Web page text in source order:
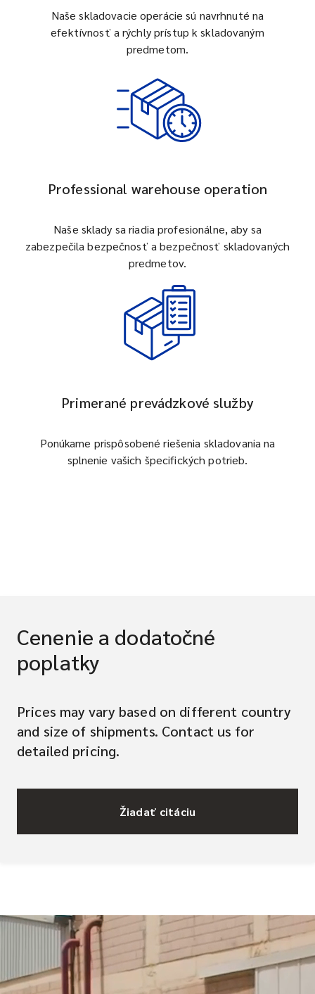
Naše skladovacie operácie sú navrhnuté na
efektívnosť a rýchly prístup k skladovaným
predmetom.
Professional warehouse operation
Naše sklady sa riadia profesionálne, aby sa
zabezpečila bezpečnosť a bezpečnosť skladovaných
predmetov.
Primerané prevádzkové služby
Ponúkame prispôsobené riešenia skladovania na
splnenie vašich špecifických potrieb.
Cenenie a dodatočné
poplatky
Prices may vary based on different country
and size of shipments. Contact us for
detailed pricing.
Žiadať citáciu